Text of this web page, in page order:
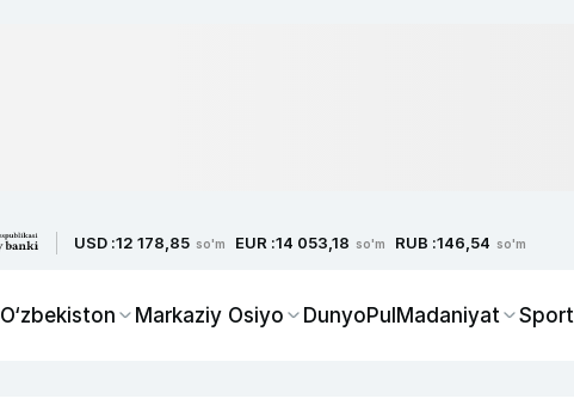
USD :12 178,85 so'm EUR :14 053,18 so'm RUB :146,54 so'm
O‘zbekiston Markaziy Osiyo DunyoPulMadaniyat Sport